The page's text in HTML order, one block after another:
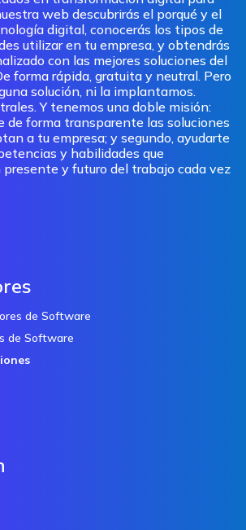
web descubrirás el porqué y el
digital, conocerás los tipos de
utilizar en tu empresa, y obtendrás
con las mejores soluciones del
forma rápida, gratuita y neutral. Pero
solución, ni la implantamos.
Y tenemos una doble misión:
de forma transparente las soluciones
a tu empresa; y segundo, ayudarte
y habilidades que
presente y futuro del trabajo cada vez
de Software
de Software